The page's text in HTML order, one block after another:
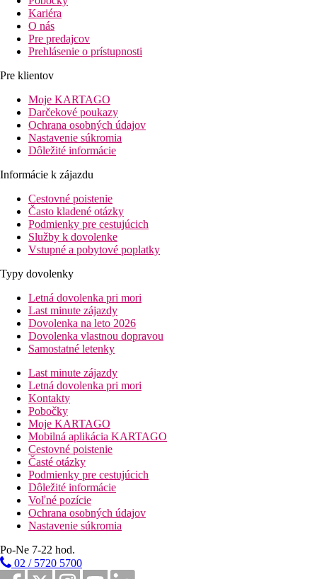
Kariéra
O nás
Pre predajcov
Prehlásenie o prístupnosti
Pre klientov
Moje KARTAGO
Darčekové poukazy
Ochrana osobných údajov
Nastavenie súkromia
Dôležité informácie
Informácie k zájazdu
Cestovné poistenie
Často kladené otázky
Podmienky pre cestujúcich
Služby k dovolenke
Vstupné a pobytové poplatky
Typy dovolenky
Letná dovolenka pri mori
Last minute zájazdy
Dovolenka na leto 2026
Dovolenka vlastnou dopravou
Samostatné letenky
Last minute zájazdy
Letná dovolenka pri mori
Kontakty
Pobočky
Moje KARTAGO
Mobilná aplikácia KARTAGO
Cestovné poistenie
Časté otázky
Podmienky pre cestujúcich
Dôležité informácie
Voľné pozície
Ochrana osobných údajov
Nastavenie súkromia
Po-Ne 7-22 hod.
02 / 5720 5700